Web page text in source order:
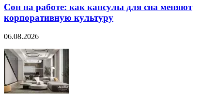
Сон на работе: как капсулы для сна меняют
корпоративную культуру
06.08.2026